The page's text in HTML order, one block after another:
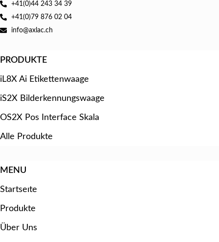
+41(0)44 243 34 39
+41(0)79 876 02 04
info@axlac.ch
PRODUKTE
iL8X Ai Etikettenwaage
iS2X Bilderkennungswaage
OS2X Pos Interface Skala
Alle Produkte
MENU
Startseıte
Produkte
Über Uns